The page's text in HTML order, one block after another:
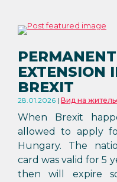
EXTENSION
BREXIT
28.01.2026 Вид на
When Brexit
allowed to apply
Hungary. The
card was valid for 5
then will expire